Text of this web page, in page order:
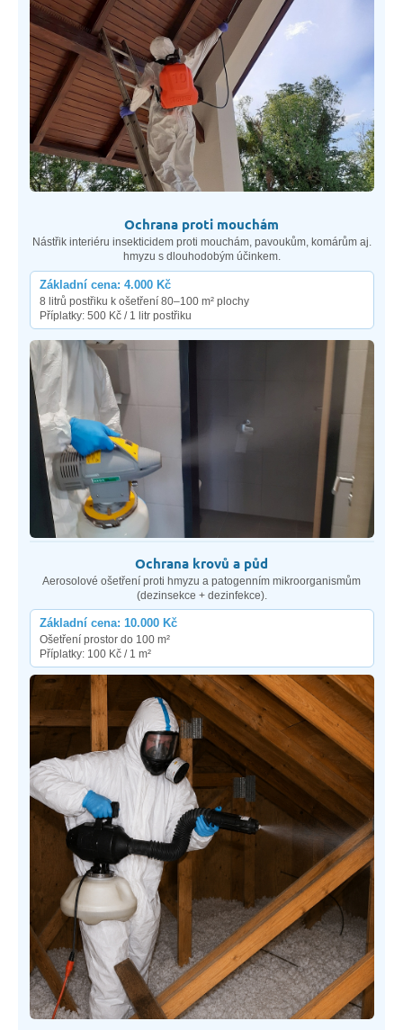
Ochrana proti mouchám
Nástřik interiéru insekticidem proti mouchám, pavoukům, komárům aj.
hmyzu s dlouhodobým účinkem.
Základní cena: 4.000 Kč
8 litrů postřiku k ošetření 80–100 m² plochy
Příplatky: 500 Kč / 1 litr postřiku
Ochrana krovů a půd
Aerosolové ošetření proti hmyzu a patogenním mikroorganismům
(dezinsekce + dezinfekce).
Základní cena: 10.000 Kč
Ošetření prostor do 100 m²
Příplatky: 100 Kč / 1 m²